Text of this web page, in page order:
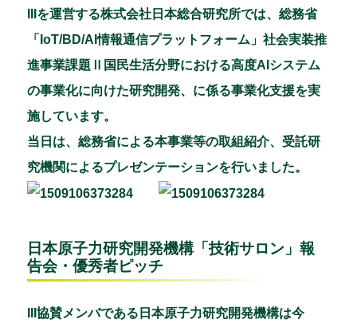
IIIを運営する株式会社日本総合研究所では、総務省
「IoT/BD/AI情報通信プラットフォーム」社会実装推
進事業課題Ⅱ国民生活分野における高度AIシステム
の事業化に向けた研究開発、に係る事業化支援を実
施しています。
当日は、総務省による本事業等の取組紹介、受託研
究機関によるプレゼンテーションを行いました。
日本原子力研究開発機構「技術サロン」報
告会・優秀者ピッチ
III協賛メンバである日本原子力研究開発機構は今